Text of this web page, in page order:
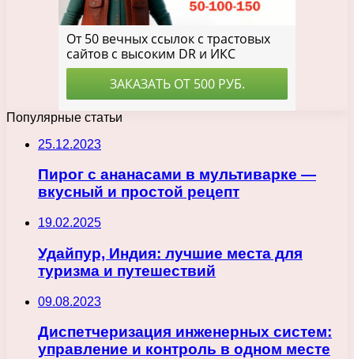
Популярные статьи
25.12.2023
Пирог с ананасами в мультиварке —
вкусный и простой рецепт
19.02.2025
Удайпур, Индия: лучшие места для
туризма и путешествий
09.08.2023
Диспетчеризация инженерных систем:
управление и контроль в одном месте